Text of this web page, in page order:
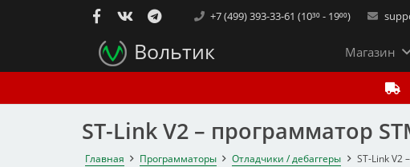
+7 (499) 393-33-61 (10³⁰ - 19⁰⁰)
Вольтик Магазин
ST-Link V2 – программатор
Главная Программаторы Отладчики / дебаггеры ST-Link V2